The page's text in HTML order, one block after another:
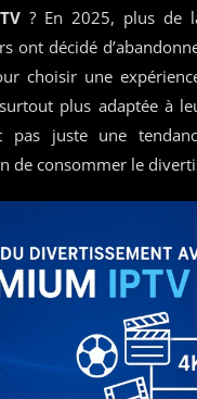
? En 2025, plus de
ont décidé
choisir une
plus adaptée à
pas juste une
de consommer le